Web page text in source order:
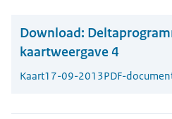
Download:
kaartweergave 4
Kaart17-09-2013PDF-